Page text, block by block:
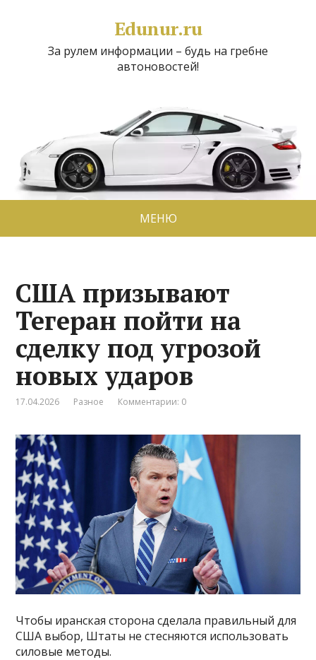
Edunur.ru
За рулем информации – будь на гребне
автоновостей!
МЕНЮ
США призывают
Тегеран пойти на
сделку под угрозой
новых ударов
17.04.2026 Разное Комментарии: 0
Чтобы иранская сторона сделала правильный для
США выбор, Штаты не стесняются использовать
силовые методы.